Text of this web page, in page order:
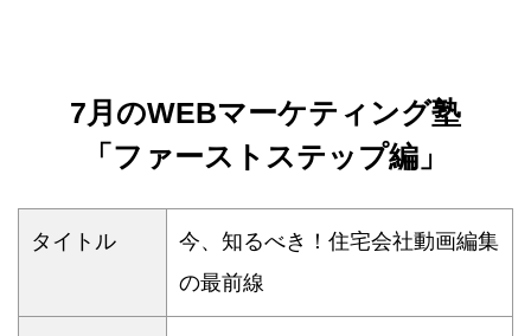
7月のWEBマーケティング塾
「ファーストステップ編」
タイトル
今、知るべき！住宅会社動画編集
の最前線